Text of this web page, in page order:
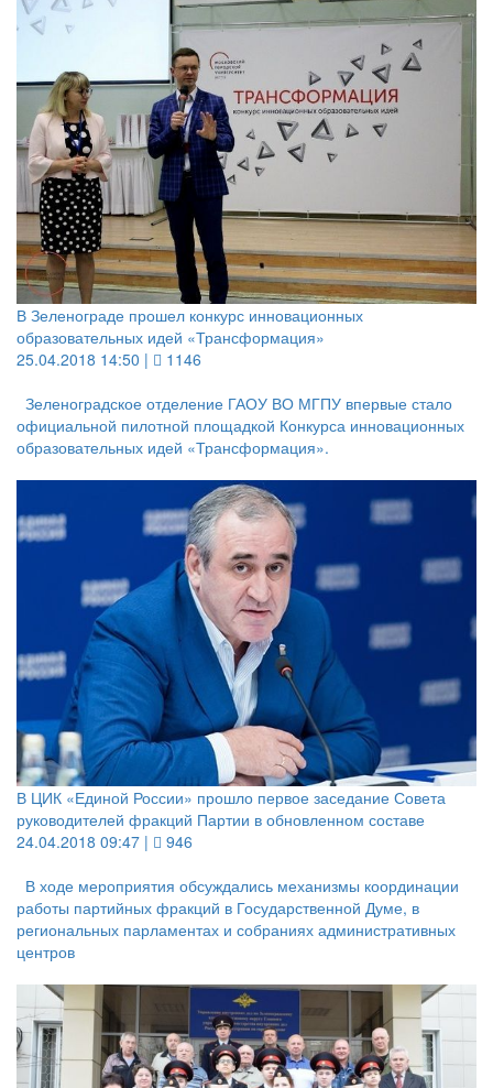
В Зеленограде прошел конкурс инновационных
образовательных идей «Трансформация»
25.04.2018 14:50 |
1146
Зеленоградское отделение ГАОУ ВО МГПУ впервые стало
официальной пилотной площадкой Конкурса инновационных
образовательных идей «Трансформация».
В ЦИК «Единой России» прошло первое заседание Совета
руководителей фракций Партии в обновленном составе
24.04.2018 09:47 |
946
В ходе мероприятия обсуждались механизмы координации
работы партийных фракций в Государственной Думе, в
региональных парламентах и собраниях административных
центров